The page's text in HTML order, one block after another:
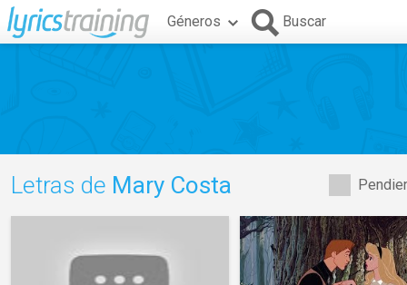
Géneros Buscar
Letras de Mary Costa